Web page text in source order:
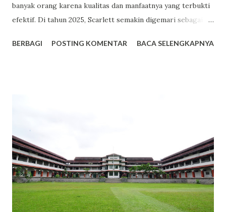
banyak orang karena kualitas dan manfaatnya yang terbukti
efektif. Di tahun 2025, Scarlett semakin digemari sebagai
alasan mengapa Scarlett menjadi tren bodycare yang patut
harga tersebut, kamu sudah mendapatkan produk
berkualitas dengan manfaat maksimal. 2. Varian Aroma yang
Memikat dan Tahan Lama Scarlett menawarkan berbagai
varian aroma yang tidak hanya menyegarkan, tetapi juga
tahan lama. Varian seperti Romansa, Charming, dan Freshy
menjadi favorit banyak pengguna karena wanginya yang
BERBAGI POSTING KOMENTAR BACA SELENGKAPNYA